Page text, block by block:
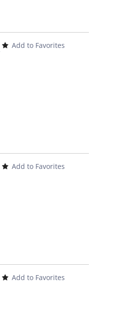
Add to Favorites
Add to Favorites
Add to Favorites